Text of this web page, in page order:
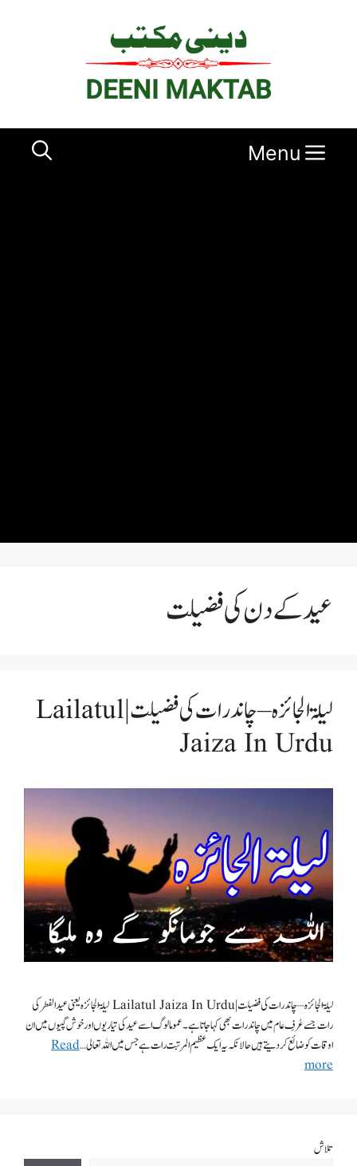
Menu
عید کے دن کی فضیلت
لیلۃ الجائزہ – چاند رات کی فضیلت | Lailatul
Jaiza In Urdu
لیلۃ الجائزہ – چاند رات کی فضیلت | Lailatul Jaiza In Urdu لیلۃ الجائزہ یعنی عید الفطر کی
رات جسے عُرفِ عام میں چاند رات بھی کہا جاتا ہے۔عمومالوگ اسے عید کی تیاریوں اور خوش گپیوں میں ان
اوقات کو ضائع کر دیتے ہیں حالانکہ یہ ایک عظیم المرتبت رات ہے جس میں اللہ تعالی …Read
more
تلاش